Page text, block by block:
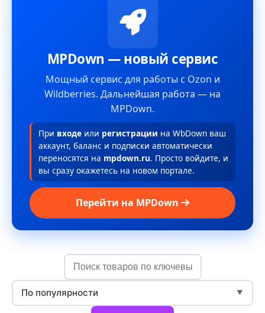
MPDown — новый сервис
Мощный сервис для работы с Ozon и
Wildberries. Дальнейшая работа — на
MPDown.
При входе или регистрации на WbDown ваш
аккаунт, баланс и подписки автоматически
переносятся на mpdown.ru. Просто войдите, и
вы сразу окажетесь на новом портале.
Перейти на MPDown
По популярности ▼